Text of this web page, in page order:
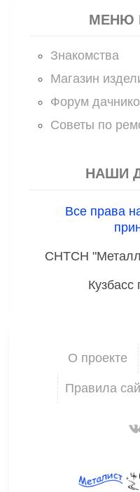
МЕНЮ
Знакомства
Магазин
Форум
Советы по
НАШИ
Все права
СНТСН
Кузбасс
О проекте
Правила